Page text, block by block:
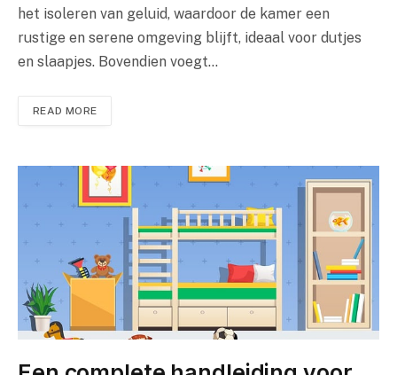
het isoleren van geluid, waardoor de kamer een
rustige en serene omgeving blijft, ideaal voor dutjes
en slaapjes. Bovendien voegt…
READ MORE